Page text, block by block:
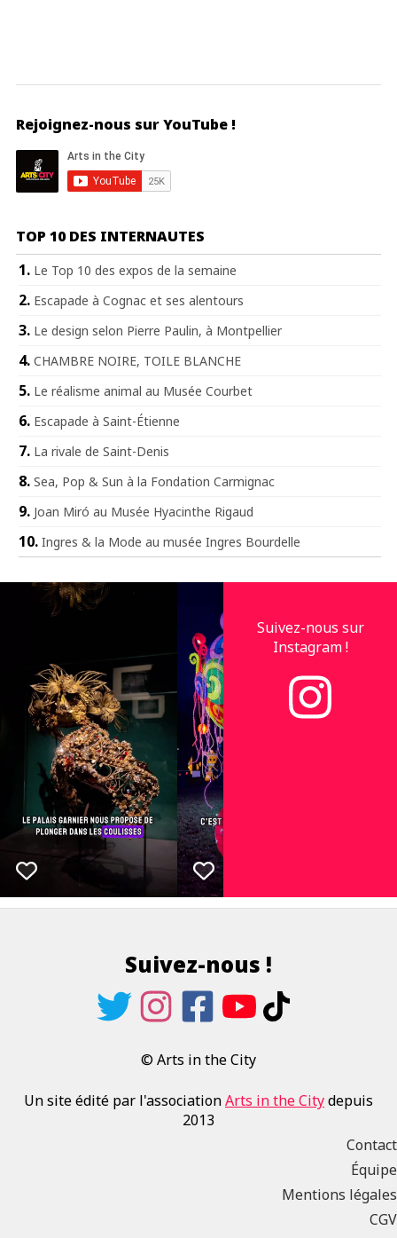
Rejoignez-nous sur YouTube !
TOP 10 DES INTERNAUTES
Le Top 10 des expos de la semaine
Escapade à Cognac et ses alentours
Le design selon Pierre Paulin, à Montpellier
CHAMBRE NOIRE, TOILE BLANCHE
Le réalisme animal au Musée Courbet
Escapade à Saint-Étienne
La rivale de Saint-Denis
Sea, Pop & Sun à la Fondation Carmignac
Joan Miró au Musée Hyacinthe Rigaud
Ingres & la Mode au musée Ingres Bourdelle
Suivez-nous sur
Instagram !
Suivez-nous !
© Arts in the City
Un site édité par l'associationArts in the Citydepuis
2013
Contact
Équipe
Mentions légales
CGV